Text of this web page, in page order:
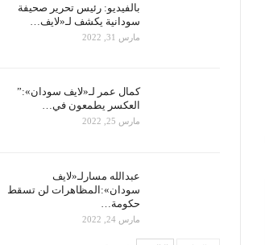
بالفيديو: رئيس تحرير صحيفة
سودانية يكشف لـ«لايف…
مارس 31, 2022
كمال عمر لـ«لايف سودان»:”
العكسر يطمعون في…
مارس 25, 2022
عبدالله مسارلـ«لايف
سودان»:المظاهرات لن تسقط
حكومة…
مارس 24, 2022